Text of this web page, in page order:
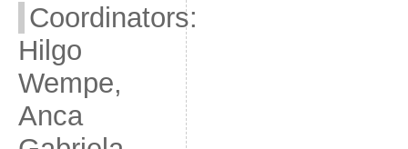
Coordinators:
Hilgo
Wempe,
Anca